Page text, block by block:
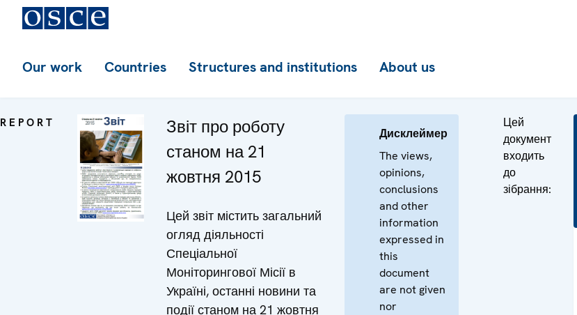
Our work Countries Structures and institutions About us
REPORT
Звіт про роботу
станом на 21
жовтня 2015
Цей звіт містить загальний
огляд діяльності
Спеціальної
Моніторингової Місії в
Україні, останні новини та
події станом на 21 жовтня
Дисклеймер
The views,
opinions,
conclusions
and other
information
expressed in
this
document
are not given
nor
Цей
документ
входить
до
зібрання: